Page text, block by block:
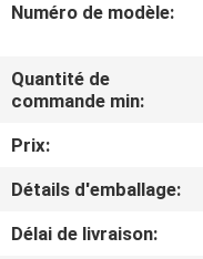
DE
NOUS
VISITE
DE
Numéro de modèle:
Quantité de
commande min:
Prix:
Détails d'emballage:
Délai de livraison: